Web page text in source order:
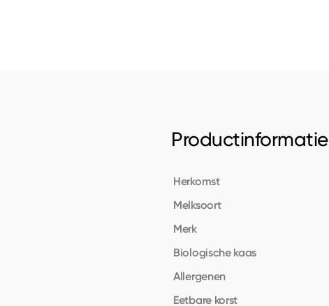
Productinformatie
Herkomst
Melksoort
Merk
Biologische kaas
Allergenen
Eetbare korst